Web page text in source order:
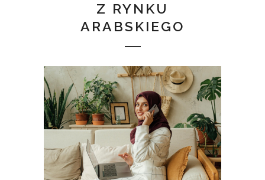
Z RYNKU
ARABSKIEGO